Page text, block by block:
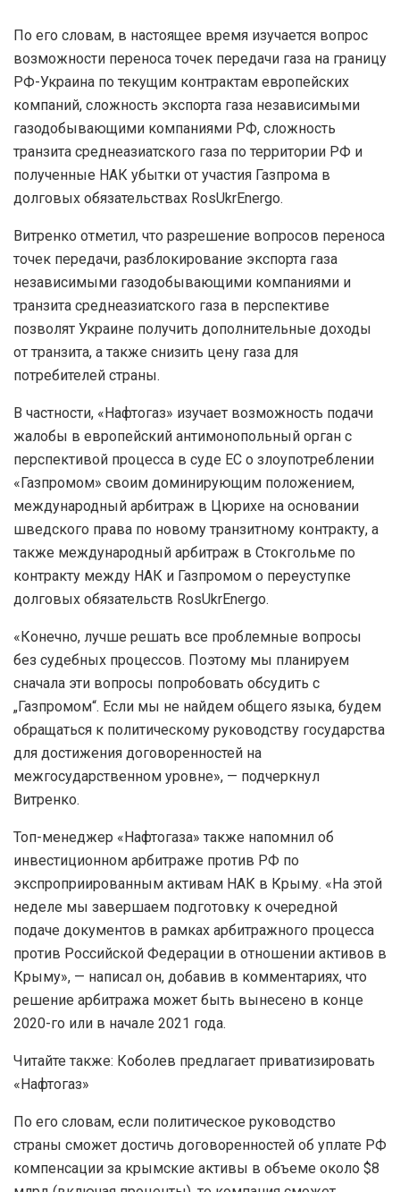
По его словам, в настоящее время изучается вопрос
возможности переноса точек передачи газа на границу
РФ-Украина по текущим контрактам европейских
компаний, сложность экспорта газа независимыми
газодобывающими компаниями РФ, сложность
транзита среднеазиатского газа по территории РФ и
полученные НАК убытки от участия Газпрома в
долговых обязательствах RosUkrEnergo.
Витренко отметил, что разрешение вопросов переноса
точек передачи, разблокирование экспорта газа
независимыми газодобывающими компаниями и
транзита среднеазиатского газа в перспективе
позволят Украине получить дополнительные доходы
от транзита, а также снизить цену газа для
потребителей страны.
В частности, «Нафтогаз» изучает возможность подачи
жалобы в европейский антимонопольный орган с
перспективой процесса в суде ЕС о злоупотреблении
«Газпромом» своим доминирующим положением,
международный арбитраж в Цюрихе на основании
шведского права по новому транзитному контракту, а
также международный арбитраж в Стокгольме по
контракту между НАК и Газпромом о переуступке
долговых обязательств RosUkrEnergo.
«Конечно, лучше решать все проблемные вопросы
без судебных процессов. Поэтому мы планируем
сначала эти вопросы попробовать обсудить с
„Газпромом“. Если мы не найдем общего языка, будем
обращаться к политическому руководству государства
для достижения договоренностей на
межгосударственном уровне», — подчеркнул
Витренко.
Топ-менеджер «Нафтогаза» также напомнил об
инвестиционном арбитраже против РФ по
экспроприированным активам НАК в Крыму. «На этой
неделе мы завершаем подготовку к очередной
подаче документов в рамках арбитражного процесса
против Российской Федерации в отношении активов в
Крыму», — написал он, добавив в комментариях, что
решение арбитража может быть вынесено в конце
2020-го или в начале 2021 года.
Читайте также: Коболев предлагает приватизировать
«Нафтогаз»
По его словам, если политическое руководство
страны сможет достичь договоренностей об уплате РФ
компенсации за крымские активы в объеме около $8